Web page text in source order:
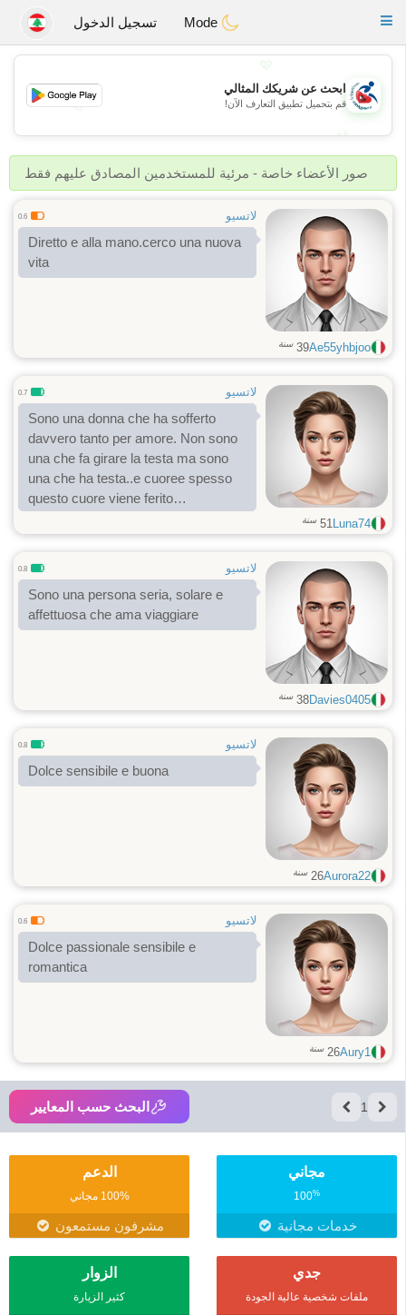
Handi Space
Toggle
تسجيل الدخول
💖
💕
ابحث عن شريكك المثالي
قم بتحميل تطبيق التعارف الآن!
صور الأعضاء خاصة - مرئية للمستخدمين المصادق عليهم فقط
لاتسيو 0.6
Diretto e alla mano.cerco una nuova
vita
Ae55yhbjoo
39 سنة
لاتسيو 0.7
Sono una donna che ha sofferto
davvero tanto per amore. Non sono
una che fa girare la testa ma sono
una che ha testa..e cuoree spesso
questo cuore viene ferito
sono abbastanza autonoma.
Luna74
51 سنة
لاتسيو 0.8
Sono una persona seria, solare e
affettuosa che ama viaggiare
Davies0405
38 سنة
لاتسيو 0.8
Dolce sensibile e buona
Aurora22
26 سنة
لاتسيو 0.6
Dolce passionale sensibile e
romantica
Aury1
26 سنة
1 البحث حسب المعايير
مجاني
100%
خدمات مجانية
الدعم
100% مجاني
مشرفون مستمعون
جدي
ملفات شخصية عالية الجودة
الزوار
كثير الزيارة